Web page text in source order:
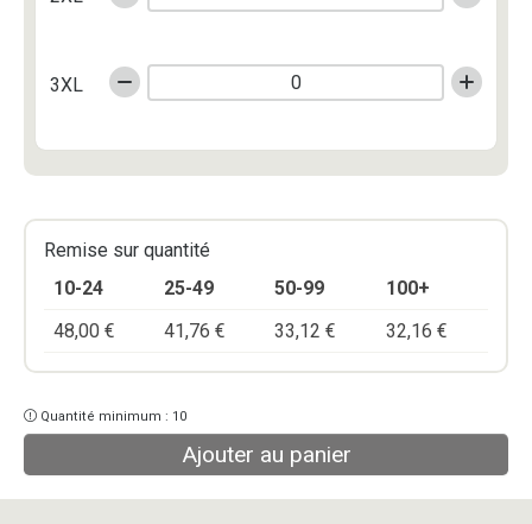
3XL
Remise sur quantité
10-24
25-49 50-99
100+
48,00 € 41,76 € 33,12 € 32,16 €
Quantité minimum : 10
Ajouter au panier